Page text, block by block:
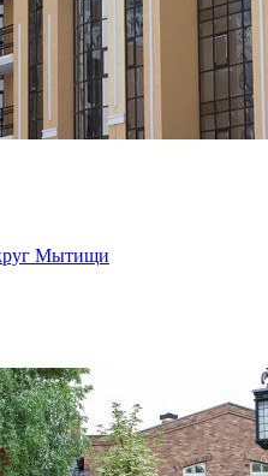
Мытищи